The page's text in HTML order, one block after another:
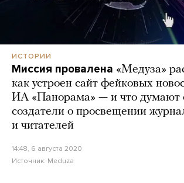
ИСТОРИИ
Миссия провалена «Медуза»
как устроен сайт фейковых
ИА «Панорама» — и что думают
создатели о просвещении
и читателей
14:48, 6 августа 2020
Источник: Meduza